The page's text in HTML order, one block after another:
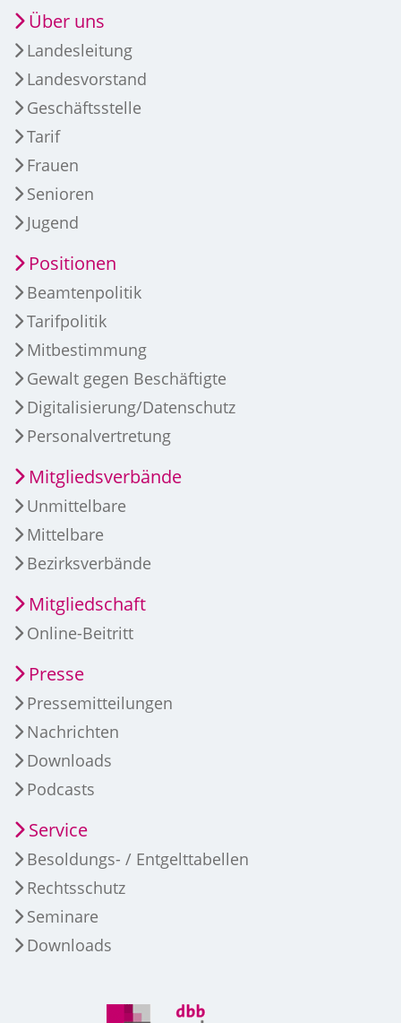
Über uns
Landesleitung
Landesvorstand
Geschäftsstelle
Tarif
Frauen
Senioren
Jugend
Positionen
Beamtenpolitik
Tarifpolitik
Mitbestimmung
Gewalt gegen Beschäftigte
Digitalisierung/Datenschutz
Personalvertretung
Mitgliedsverbände
Unmittelbare
Mittelbare
Bezirksverbände
Mitgliedschaft
Online-Beitritt
Presse
Pressemitteilungen
Nachrichten
Downloads
Podcasts
Service
Besoldungs- / Entgelttabellen
Rechtsschutz
Seminare
Downloads